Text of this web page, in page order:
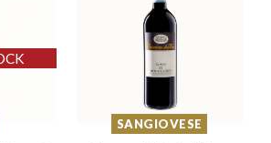
SANGIOVESE